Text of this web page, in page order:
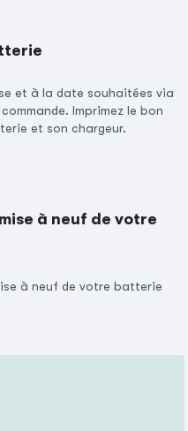
et à la date souhaitées via
Imprimez le bon
et son chargeur.
à neuf de votre
à neuf de votre batterie